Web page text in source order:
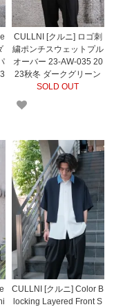
CULLNI [クルニ] ロゴ刺
繍ポンチスウェットプル
オーバー 23-AW-035 20
23秋冬 ダークグリーン
SOLD OUT
CULLNI [クルニ] Color B
locking Layered Front S